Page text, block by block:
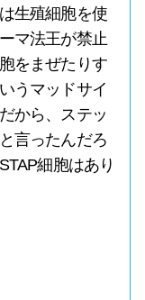
生殖細胞を使
マ法王が禁止
をまぜたりす
うマッドサイ
から、ステッ
言ったんだろ
細胞はあり